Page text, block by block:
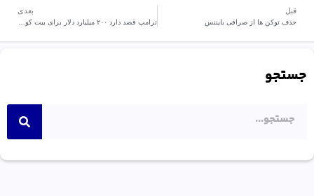
قبل
حذف توکن ها از صرافی بایننس
بعدی
جستجو